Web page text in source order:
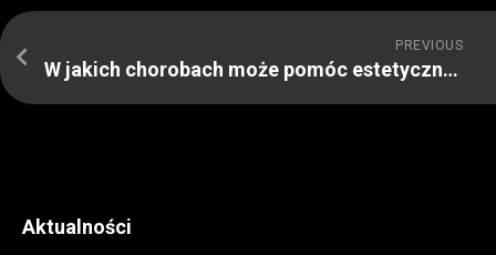
PREVIOUS
W jakich chorobach może pomóc estetyczna medycyna
Aktualności